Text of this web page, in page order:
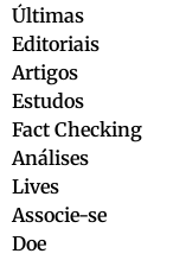
Últimas
Editoriais
Artigos
Estudos
Fact Checking
Análises
Lives
Associe-se
Doe